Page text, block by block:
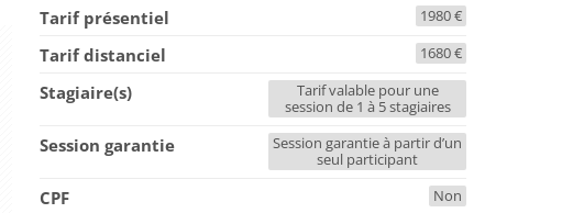
Tarif présentiel 1980 €
Tarif distanciel 1680 €
Stagiaire(s)
Tarif valable pour une
session de 1 à 5 stagiaires
Session garantie
Session garantie à partir d’un
seul participant
CPF Non